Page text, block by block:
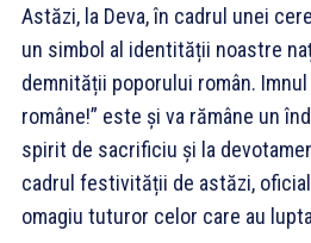
Astăzi, la Deva, în cadrul unei
un simbol al identității noastre
demnității poporului român.
române!” este și va rămâne un
spirit de sacrificiu și la
cadrul festivității de astăzi,
omagiu tuturor celor care au